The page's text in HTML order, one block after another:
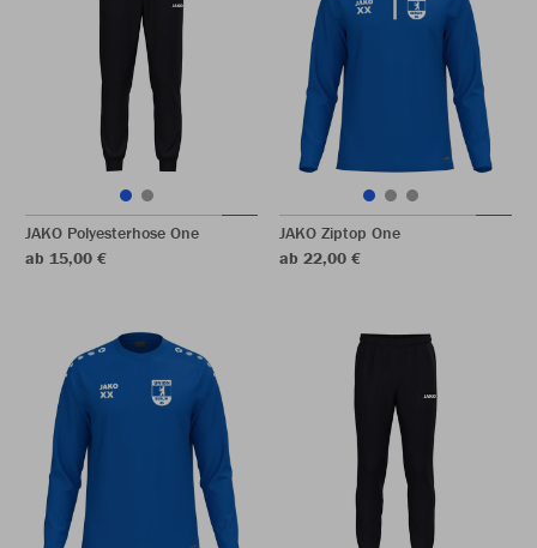
JAKO Polyesterhose One
ab 15,00 €
JAKO Ziptop One
ab 22,00 €